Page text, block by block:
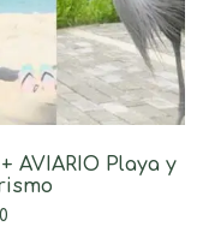
AVIARIO Playa y